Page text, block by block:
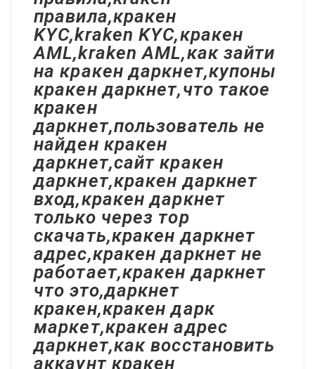
правила,кракен
KYC,kraken KYC,кракен
AML,kraken AML,как зайти
на кракен даркнет,купоны
кракен даркнет,что такое
кракен
даркнет,пользователь не
найден кракен
даркнет,сайт кракен
даркнет,кракен даркнет
вход,кракен даркнет
только через тор
скачать,кракен даркнет
адрес,кракен даркнет не
работает,кракен даркнет
что это,даркнет
кракен,кракен дарк
маркет,кракен адрес
даркнет,как восстановить
аккаунт кракен